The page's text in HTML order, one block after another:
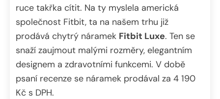
ruce takřka cítit. Na ty myslela americká
společnost Fitbit, ta na našem trhu již
prodává chytrý náramek Fitbit Luxe. Ten se
snaží zaujmout malými rozměry, elegantním
designem a zdravotními funkcemi. V době
psaní recenze se náramek prodával za 4 190
Kč s DPH.